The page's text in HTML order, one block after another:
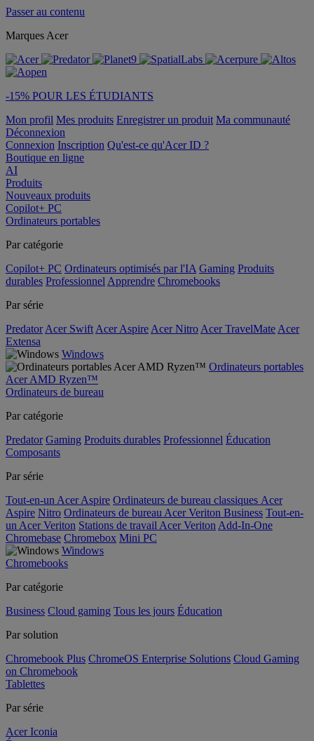
Passer au contenu
Marques Acer
-15% POUR LES ÉTUDIANTS
Mon profil Mes produits Enregistrer un produit Ma communauté
Déconnexion
Connexion Inscription Qu'est-ce qu'Acer ID ?
Boutique en ligne
AI
Produits
Nouveaux produits
Copilot+ PC
Ordinateurs portables
Par catégorie
Copilot+ PC Ordinateurs optimisés par l'IA Gaming Produits
durables Professionnel Apprendre Chromebooks
Par série
Predator Acer Swift Acer Aspire Acer Nitro Acer TravelMate Acer
Extensa
Windows
Ordinateurs portables
Acer AMD Ryzen™
Ordinateurs de bureau
Par catégorie
Predator Gaming Produits durables Professionnel Éducation
Composants
Par série
Tout-en-un Acer Aspire Ordinateurs de bureau classiques Acer
Aspire Nitro Ordinateurs de bureau Acer Veriton Business Tout-en-
un Acer Veriton Stations de travail Acer Veriton Add-In-One
Chromebase Chromebox Mini PC
Windows
Chromebooks
Par catégorie
Business Cloud gaming Tous les jours Éducation
Par solution
Chromebook Plus ChromeOS Enterprise Solutions Cloud Gaming
on Chromebook
Tablettes
Par série
Acer Iconia